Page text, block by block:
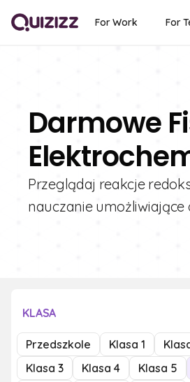
For Work For
Darmowe
Przeglądaj reakcje
nauczanie
KLASA
Przedszkole Klasa 1
Klasa 3
Klasa 4 Klasa 5